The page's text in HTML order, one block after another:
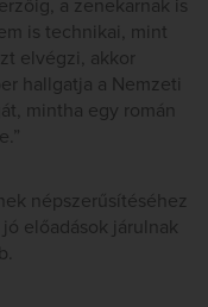
a zenekarnak is
is technikai, mint
elvégzi, akkor
hallgatja a Nemzeti
mintha egy román
népszerűsítéséhez
előadások járulnak